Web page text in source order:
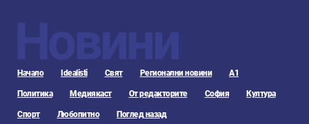
Новини
Начало Idealisti Свят Регионални новини А1
Политика Медиякаст От редакторите София Култура
Спорт Любопитно Поглед назад